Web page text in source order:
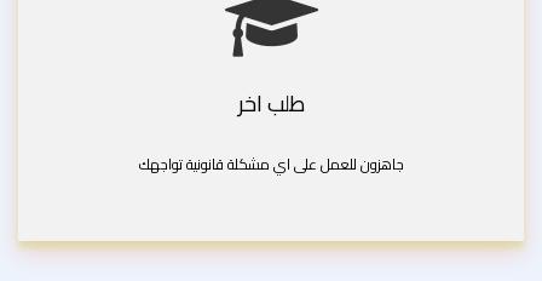
طلب اخر
جاهزون للعمل على اي مشكلة قانونية تواجهك